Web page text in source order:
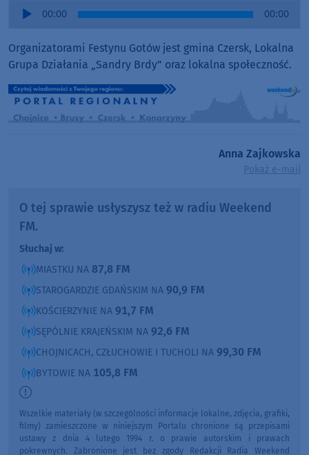
Audio
00:00 00:00
Organizatorami Festynu Gotów jest gmina Czersk, Lokalna
Grupa Działania „Sandry Brdy” oraz lokalna społeczność.
Anna Zajkowska
Pokaż e-mail
O tej sprawie usłyszysz też w radiu Weekend
FM.
Słuchaj w:
MIASTKU NA 87,8 FM
STAROGARDZIE GDAŃSKIM NA 90,9 FM
KOŚCIERZYNIE NA 91,7 FM
SĘPÓLNIE KRAJEŃSKIM NA 92,6 FM
CHOJNICACH, CZŁUCHOWIE I TUCHOLI NA 99,30 FM
BYTOWIE NA 105,8 FM
Wszelkie materiały (w szczególności informacje lokalne, zdjęcia, grafiki,
filmy) zamieszczone w niniejszym Portalu chronione są przepisami
ustawy z dnia 4 lutego 1994 r. o prawie autorskim i prawach
pokrewnych. Zabronione jest bez zgody Redakcji Radia Weekend